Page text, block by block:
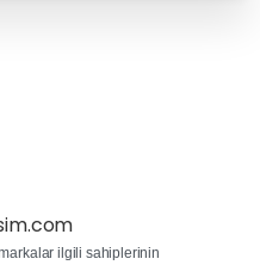
ilgili sahiplerinin